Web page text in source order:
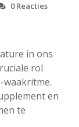
0 Reacties
in ons
rol
waakritme.
en
te